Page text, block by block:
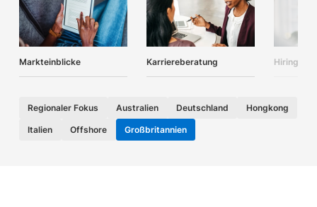
Markteinblicke Karriereberatung Hiring
Regionaler Fokus Australien Deutschland Hongkong
Italien Offshore Großbritannien